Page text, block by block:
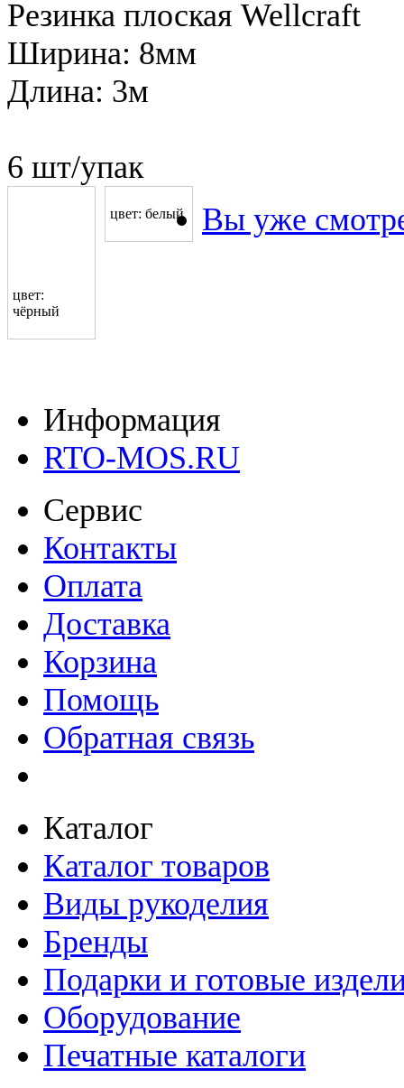
Резинка плоская Wellcraft
Ширина: 8мм
Длина: 3м
6 шт/упак
цвет:
чёрный
цвет: белый Вы уже
Информация
RTO-MOS.RU
Сервис
Контакты
Оплата
Доставка
Корзина
Помощь
Обратная связь
Каталог
Каталог товаров
Виды рукоделия
Бренды
Подарки и готовые
Оборудование
Печатные каталоги